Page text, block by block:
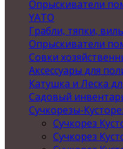
Опрыскиватели
YATO
Грабли, тяпки,
Опрыскиватели
Совки
Аксессуары для
Катушка и Леска
Садовый
Сучкорезы-
Сучкорез
Сучкорез